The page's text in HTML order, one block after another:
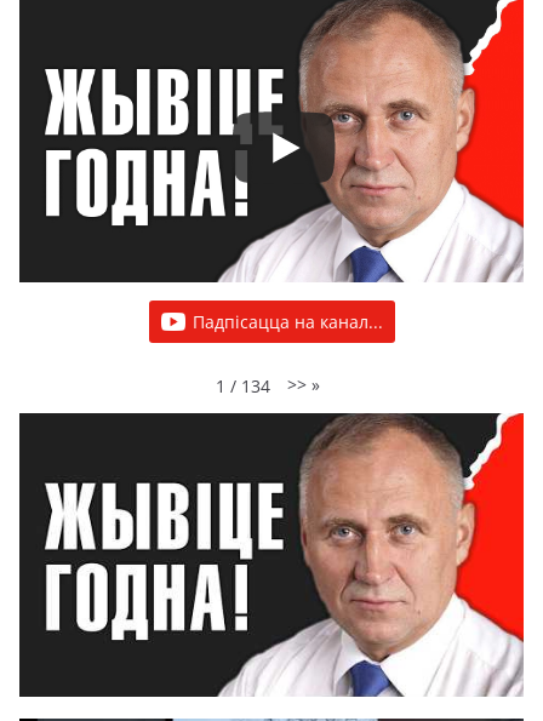
Падпісацца на канал...
1 / 134 >> »